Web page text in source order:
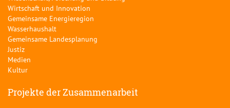
Wirtschaft und Innovation
Gemeinsame Energieregion
Wasserhaushalt
Gemeinsame Landesplanung
Justiz
Medien
Kultur
Projekte der Zusammenarbeit